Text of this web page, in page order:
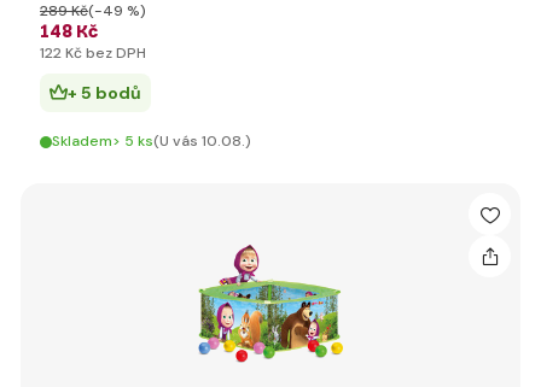
148 Kč
289 Kč(-49 %)
122 Kč bez DPH
+ 5 bodů
Skladem> 5 ks(U vás 10.08.)